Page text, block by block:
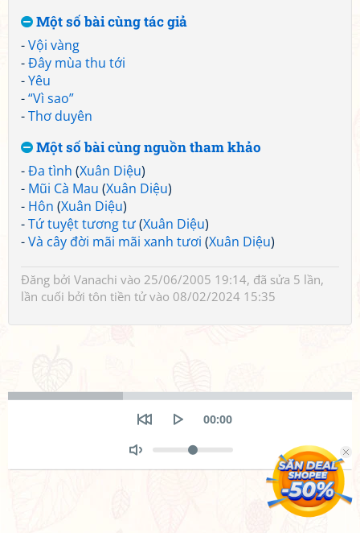
Một số bài cùng tác giả
-Vội vàng
-Đây mùa thu tới
-Yêu
-“Vì sao”
-Thơ duyên
Một số bài cùng nguồn tham khảo
-Đa tình (Xuân Diệu)
- Mũi Cà Mau (Xuân Diệu)
- Hôn (Xuân Diệu)
-Tứ tuyệt tương tư(Xuân Diệu)
-Và cây đời mãi mãi xanh tươi (Xuân Diệu)
Đăng bởi Vanachi vào 25/06/2005 19:14, đã sửa 5 lần,
lần cuối bởi tôn tiền tửvào 08/02/2024 15:35
Seek
Current
00:00
Mute
Volume